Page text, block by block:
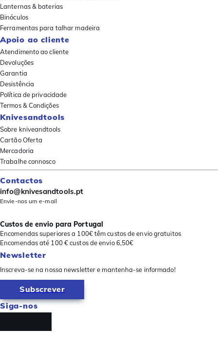
Lanternas & baterias
Binóculos
Ferramentas para talhar madeira
Apoio ao cliente
Atendimento ao cliente
Devoluções
Garantia
Desistência
Política de privacidade
Termos & Condições
Knivesandtools
Sobre kniveandtools
Cartão Oferta
Mercadoria
Trabalhe connosco
Contactos
info@knivesandtools.pt
Envie-nos um e-mail
Custos de envio para Portugal
Encomendas superiores a 100€ têm custos de envio gratuitos
Encomendas até 100 € custos de envio 6,50€
Newsletter
Inscreva-se na nossa newsletter e mantenha-se informado!
Subscrever
Siga-nos